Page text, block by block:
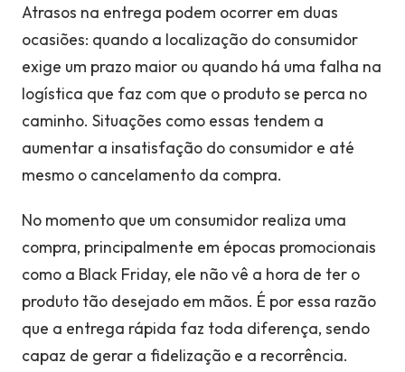
Atrasos na entrega podem ocorrer em duas
ocasiões: quando a localização do consumidor
exige um prazo maior ou quando há uma falha na
logística que faz com que o produto se perca no
caminho. Situações como essas tendem a
aumentar a insatisfação do consumidor e até
mesmo o cancelamento da compra.
No momento que um consumidor realiza uma
compra, principalmente em épocas promocionais
como a Black Friday, ele não vê a hora de ter o
produto tão desejado em mãos. É por essa razão
que a entrega rápida faz toda diferença, sendo
capaz de gerar a fidelização e a recorrência.